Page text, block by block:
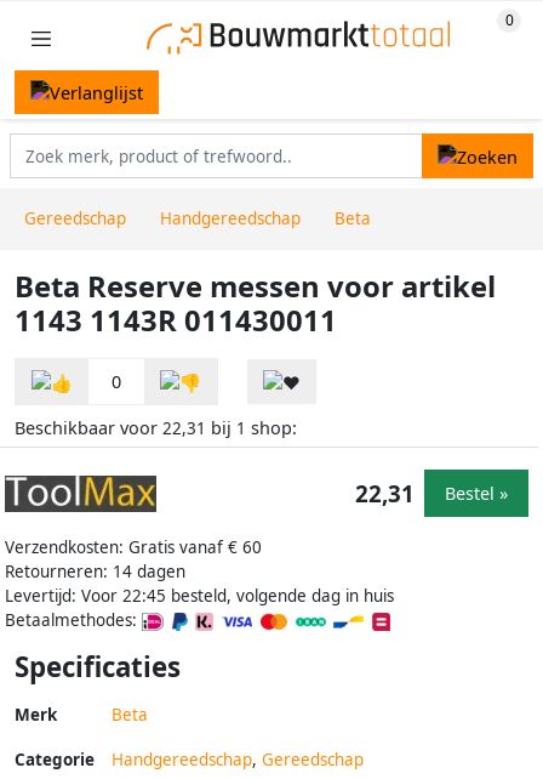
Gereedschap Handgereedschap Beta
Beta Reserve messen voor artikel
1143 1143R 011430011
0
Beschikbaar voor 22,31 bij 1 shop:
Verzendkosten: Gratis vanaf € 60
Retourneren: 14 dagen
Levertijd: Voor 22:45 besteld, volgende dag in huis
Betaalmethodes:
22,31 Bestel »
Specificaties
Merk Beta
Categorie Handgereedschap, Gereedschap